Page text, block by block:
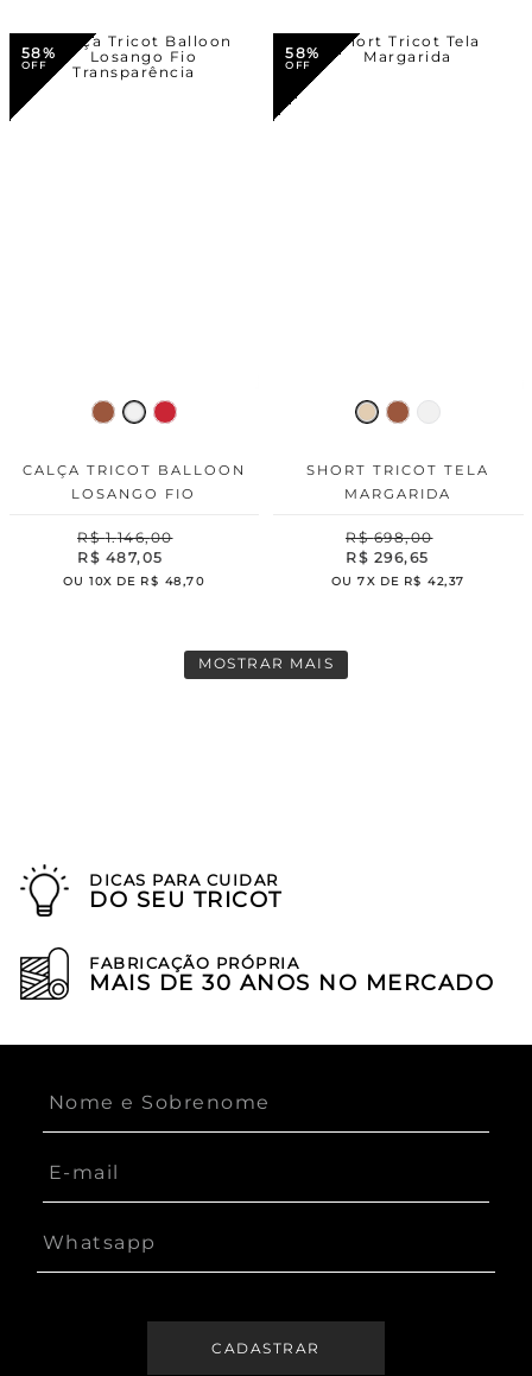
58%
CALÇA TRICOT BALLOON
LOSANGO FIO
R$ 1.146,00
R$ 487,05
OU10X DE R$ 48 ,70
58%
SHORT TRICOT TELA
MARGARIDA
R$ 698,00
R$ 296,65
OU 7X DE R$ 42,37
MOSTRAR MAIS
DICAS PARA CUIDAR
DO SEU TRICOT
FABRICAÇÃO PRÓPRIA
MAIS DE 30 ANOS NO MERCADO